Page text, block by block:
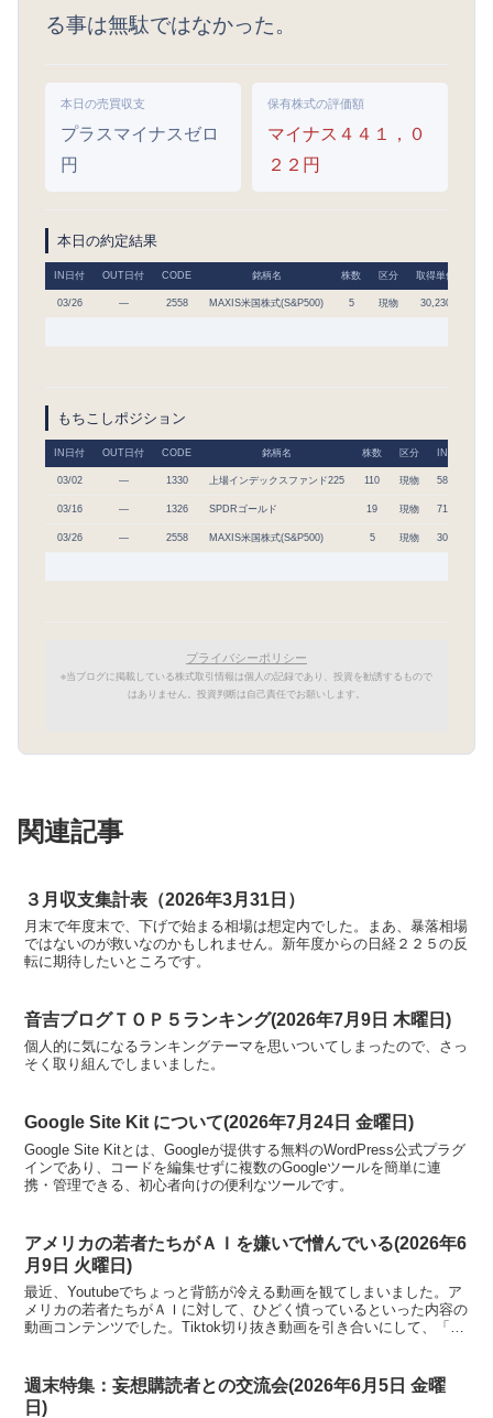
る事は無駄ではなかった。
本日の売買収支
プラスマイナスゼロ
円
保有株式の評価額
マイナス４４１，０
２２円
本日の約定結果
IN日付 OUT日付 CODE 銘柄名 株数 区分 取得単価
03/26 ― 2558 MAXIS米国株式(S&P500) 5 現物 30,230
もちこしポジション
IN日付 OUT日付 CODE 銘柄名 株数 区分 IN単価
03/02 ― 1330 上場インデックスファンド225 110 現物 58,573
03/16 ― 1326 SPDRゴールド 19 現物 71,278
03/26 ― 2558 MAXIS米国株式(S&P500) 5 現物 30,230
プライバシーポリシー
※当ブログに掲載している株式取引情報は個人の記録であり、投資を勧誘するもので
はありません。投資判断は自己責任でお願いします。
関連記事
３月収支集計表（2026年3月31日）
月末で年度末で、下げで始まる相場は想定内でした。まあ、暴落相場
ではないのが救いなのかもしれません。新年度からの日経２２５の反
転に期待したいところです。
音吉ブログＴＯＰ５ランキング(2026年7月9日 木曜日)
個人的に気になるランキングテーマを思いついてしまったので、さっ
そく取り組んでしまいました。
Google Site Kit について(2026年7月24日 金曜日)
Google Site Kitとは、Googleが提供する無料のWordPress公式プラグ
インであり、コードを編集せずに複数のGoogleツールを簡単に連
携・管理できる、初心者向けの便利なツールです。
アメリカの若者たちがＡＩを嫌いで憎んでいる(2026年6
月9日 火曜日)
最近、Youtubeでちょっと背筋が冷える動画を観てしまいました。ア
メリカの若者たちがＡＩに対して、ひどく憤っているといった内容の
動画コンテンツでした。Tiktok切り抜き動画を引き合いにして、「米
週末特集：妄想購読者との交流会(2026年6月5日 金曜
日)